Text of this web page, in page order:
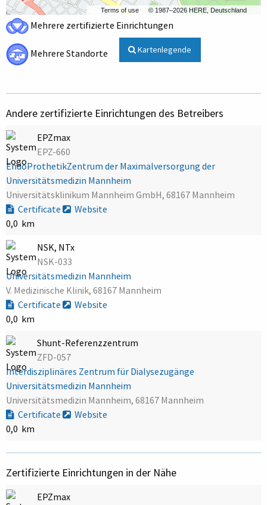
Terms of use © 1987–2026 HERE, Deutschland
Mehrere zertifizierte Einrichtungen
Mehrere Standorte Kartenlegende
Andere zertifizierte Einrichtungen des Betreibers
EPZmax
EPZ-660
EndoProthetikZentrum der Maximalversorgung der
Universitätsmedizin Mannheim
Universitätsklinikum Mannheim GmbH, 68167 Mannheim
Certificate
Website
0,0 km
NSK, NTx
NSK-033
Universitätsmedizin Mannheim
V. Medizinische Klinik, 68167 Mannheim
Certificate
Website
0,0 km
Shunt-Referenzzentrum
ZFD-057
Interdisziplinäres Zentrum für Dialysezugänge
Universitätsmedizin Mannheim
Universitätsmedizin Mannheim, 68167 Mannheim
Certificate
Website
0,0 km
Zertifizierte Einrichtungen in der Nähe
EPZmax